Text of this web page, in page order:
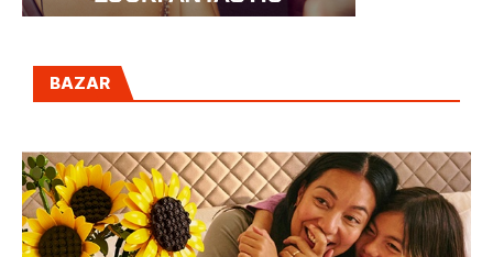
BAZAR